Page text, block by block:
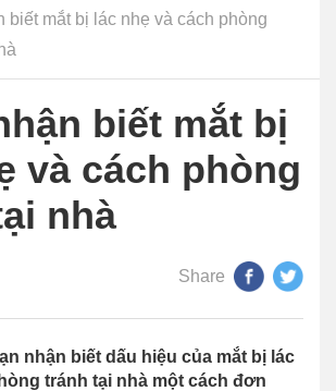
biết mắt bị lác nhẹ và cách phòng
biết mắt bị
và cách phòng
nhà
Share
nhận biết dấu hiệu của mắt bị lác
tránh tại nhà một cách đơn